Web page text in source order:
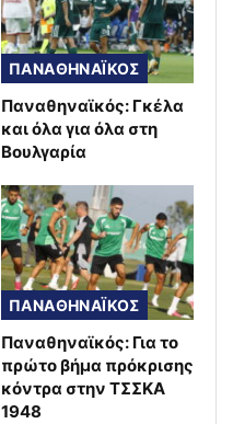
ΠΑΝΑΘΗΝΑΪΚΟΣ
Παναθηναϊκός: Γκέλα
και όλα για όλα στη
Βουλγαρία
ΠΑΝΑΘΗΝΑΪΚΟΣ
Παναθηναϊκός: Για το
πρώτο βήμα πρόκρισης
κόντρα στην ΤΣΣΚΑ
1948